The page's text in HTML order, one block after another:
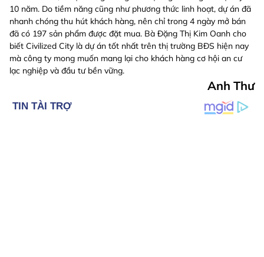
10 năm. Do tiềm năng cũng như phương thức linh hoạt, dự án đã
nhanh chóng thu hút khách hàng, nên chỉ trong 4 ngày mở bán
đã có 197 sản phẩm được đặt mua. Bà Đặng Thị Kim Oanh cho
biết Civilized City là dự án tốt nhất trên thị trường BĐS hiện nay
mà công ty mong muốn mang lại cho khách hàng cơ hội an cư
lạc nghiệp và đầu tư bền vững.
Anh Thư